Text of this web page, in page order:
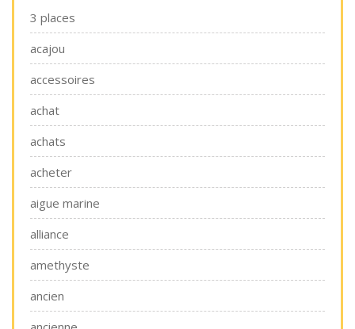
3 places
acajou
accessoires
achat
achats
acheter
aigue marine
alliance
amethyste
ancien